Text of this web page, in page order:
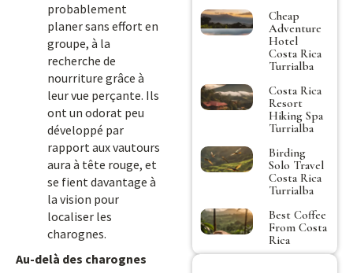
probablement
planer sans effort en
groupe, à la
recherche de
nourriture grâce à
leur vue perçante. Ils
ont un odorat peu
développé par
rapport aux vautours
aura à tête rouge, et
se fient davantage à
la vision pour
localiser les
charognes.
Au-delà des charognes
Cheap
Adventure
Hotel
Costa Rica
Turrialba
Costa Rica
Resort
Hiking Spa
Turrialba
Birding
Solo Travel
Costa Rica
Turrialba
Best Coffee
From Costa
Rica